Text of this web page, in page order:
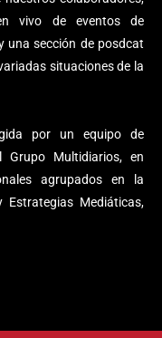
vivo de eventos de
una sección de posdcat
situaciones de la
por un equipo de
Grupo Multidiarios, en
agrupados en la
Estrategias Mediáticas,